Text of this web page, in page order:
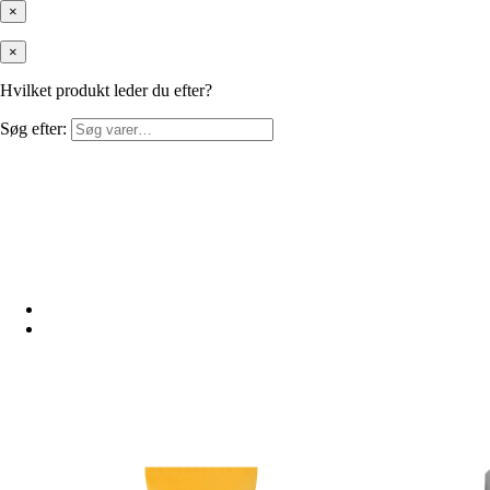
×
×
Hvilket produkt leder du efter?
Søg efter: